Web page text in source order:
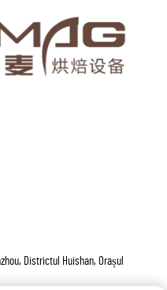
Districtul Huishan, Orașul